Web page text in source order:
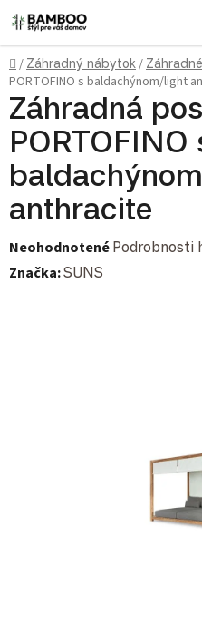
Prejsť na obsah
Domov
/ Záhradný nábytok /
PORTOFINO s baldachýnom/light
Záhradná
PORTOFINO
anthracite
Priemerné hodnotenie
Neohodnotené Podrobnosti
Značka:SUNS